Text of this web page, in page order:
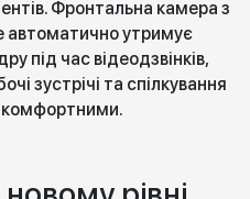
Фронтальна камера з
автоматично утримує
під час відеодзвінків,
зустрічі та спілкування